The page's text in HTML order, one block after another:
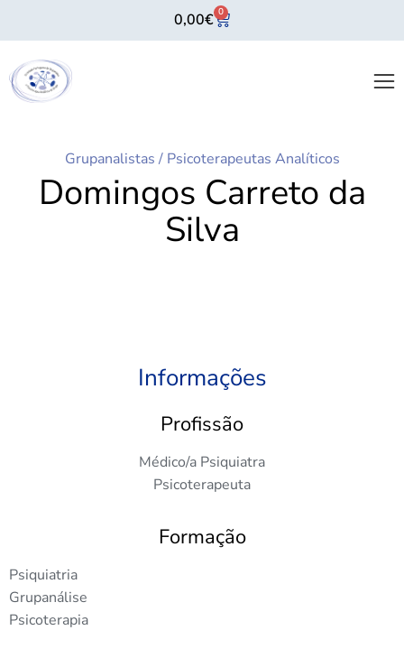
0,00€ 0
Grupanalistas / Psicoterapeutas Analíticos
Domingos Carreto da
Silva
Informações
Profissão
Médico/a Psiquiatra
Psicoterapeuta
Formação
Psiquiatria
Grupanálise
Psicoterapia